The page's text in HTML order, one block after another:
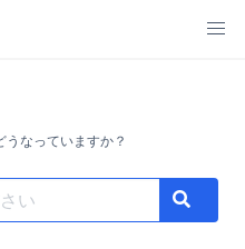
うなっていますか？
Search